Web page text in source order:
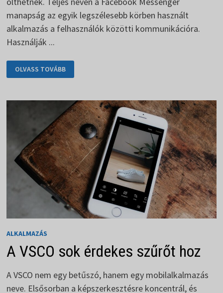
manapság az egyik legszélesebb körben használt
alkalmazás a felhasználók közötti kommunikációra.
Használják ...
A
MESSENGER
A
MELLÉKÁGA
OLVASS TOVÁBB
ALKALMAZÁS
A VSCO sok érdekes szűrőt hoz
A VSCO nem egy betűszó, hanem egy mobilalkalmazás
neve. Elsősorban a képszerkesztésre koncentrál, és